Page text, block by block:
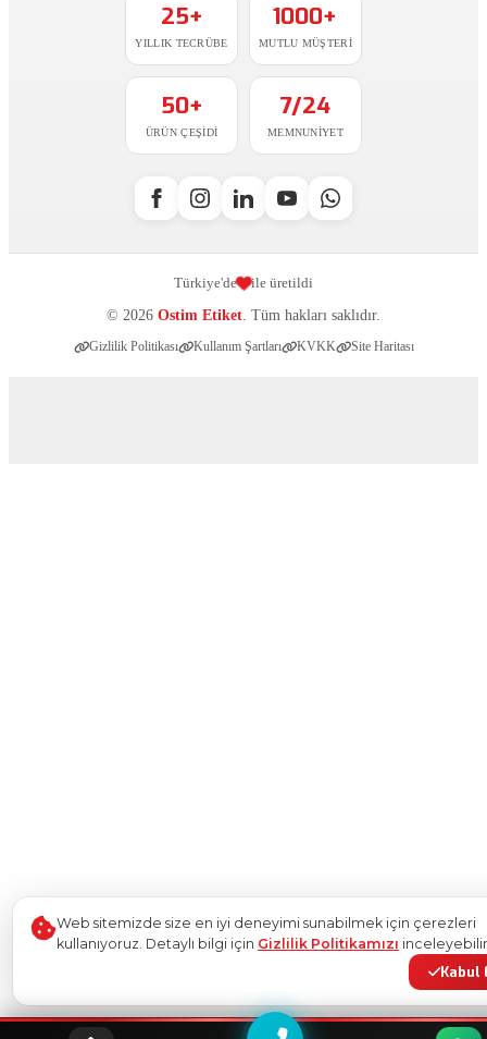
25+
YILLIK TECRÜBE
1000+
MUTLU MÜŞTERI
50+
ÜRÜN ÇEŞIDI
7/24
MEMNUNIYET
© 2026 Ostim Etiket . Tüm hakları saklıdır.
Türkiye'de ile üretildi
Gizlilik Politikası Kullanım Şartları KVKK Site Haritası
Web sitemizde size en iyi deneyimi sunabilmek için çerezleri
kullanıyoruz. Detaylı bilgi için Gizlilik Politikamızı
Kabul